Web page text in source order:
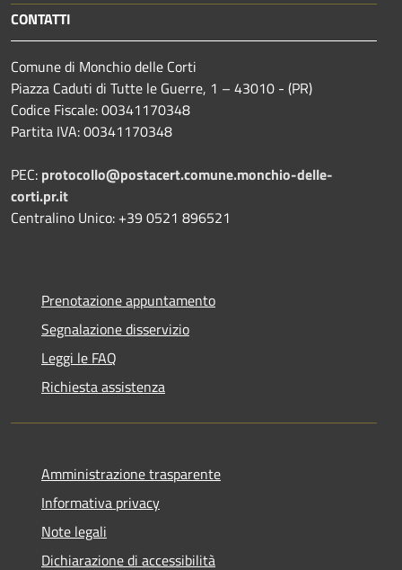
CONTATTI
Comune di Monchio delle Corti
Piazza Caduti di Tutte le Guerre, 1 – 43010 - (PR)
Codice Fiscale: 00341170348
Partita IVA: 00341170348
PEC: protocollo@postacert.comune.monchio-delle-
corti.pr.it
Centralino Unico: +39 0521 896521
Prenotazione appuntamento
Segnalazione disservizio
Leggi le FAQ
Richiesta assistenza
Amministrazione trasparente
Informativa privacy
Note legali
Dichiarazione di accessibilità